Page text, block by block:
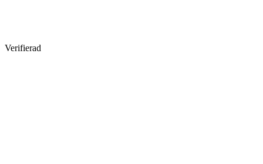
Verifierad